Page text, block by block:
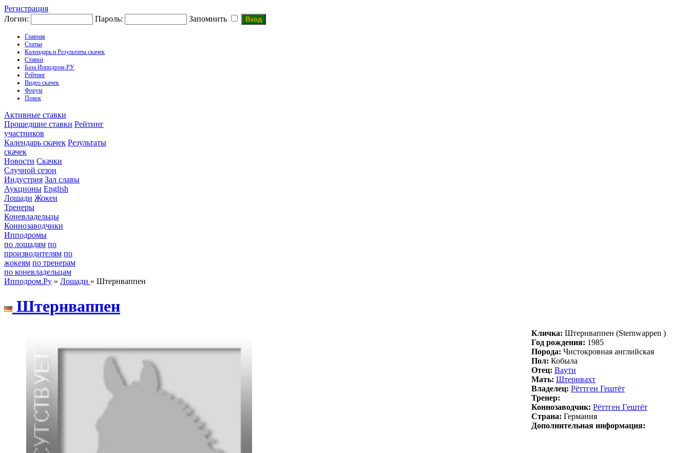
Регистрация
Логин:
Пароль: Запомнить
Главная
Статьи
Календарь и Результаты скачек
Ставки
База Ипподром.РУ
Рейтинг
Видео скачек
Форум
Поиск
Активные ставки
Прошедшие ставки Рейтинг
участников
Календарь скачек Результаты
скачек
Новости Скачки
Случной сезон
Индустрия Зал славы
Аукционы English
Лошади Жокеи
Тренеры
Коневладельцы
Коннозаводчики
Ипподромы
по лошадям по
производителям по
жокеям по тренерам
по коневладельцам
Ипподром.Ру » Лошади » Штернваппен
Штеpнваппен
Кличка: Штеpнваппен (Sternwappen )
Год рождения: 1985
Порода: Чистокровная английская
Пол: Кобыла
Отец: Вaути
Мать: Штeрнваxт
Владелец: Pёттген Гештёт
Тренер:
Коннозаводчик: Рёттгeн Гeштёт
Страна: Германия
Дополнительная информация: